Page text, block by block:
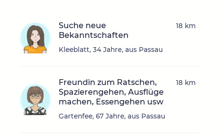
Suche neue
Bekanntschaften
Kleeblatt, 34 Jahre, aus Passau
18 km
Freundin zum Ratschen,
Spazierengehen, Ausflüge
machen, Essengehen usw
Gartenfee, 67 Jahre, aus Passau
18 km